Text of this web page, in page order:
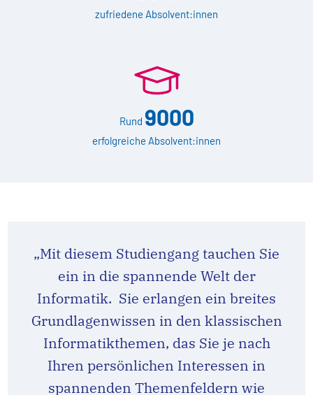
zufriedene Absolvent:innen
Rund 9000
erfolgreiche Absolvent:innen
„Mit diesem Studiengang tauchen Sie
ein in die spannende Welt der
Informatik. Sie erlangen ein breites
Grundlagenwissen in den klassischen
Informatikthemen, das Sie je nach
Ihren persönlichen Interessen in
spannenden Themenfeldern wie